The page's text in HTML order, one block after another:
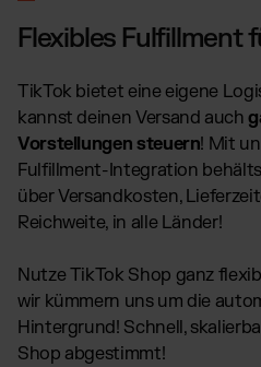
Flexibles Fulfillment
TikTok bietet eine eigene
kannst deinen Versand auch
Vorstellungen steuern! Mit
Fulfillment-Integration
über Versandkosten,
Reichweite, in alle Länder!
Nutze TikTok Shop ganz
wir kümmern uns um die
Hintergrund! Schnell,
Shop abgestimmt!